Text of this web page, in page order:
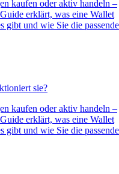
kaufen oder aktiv handeln –
erklärt, was eine Wallet
gibt und wie Sie die passende
sie?
kaufen oder aktiv handeln –
erklärt, was eine Wallet
gibt und wie Sie die passende